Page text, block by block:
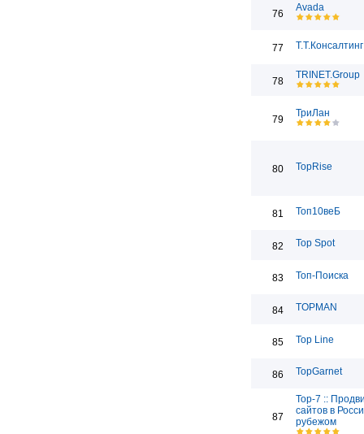
76
Avada
77 Т.Т.Консалтинг
78
TRINET.Group
79
ТриЛан
80 TopRise
81 Топ10веБ
82 Top Spot
83 Топ-Поиска
84 TOPMAN
85 Top Line
86 TopGarnet
87
Top-7 ::
сайтов в
рубежом